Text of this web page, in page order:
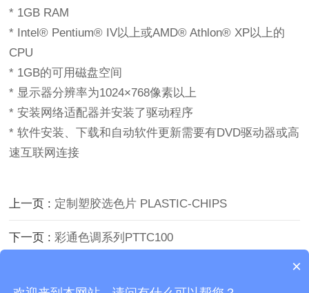
* 1GB RAM
* Intel® Pentium® IV以上或AMD® Athlon® XP以上的
CPU
* 1GB的可用磁盘空间
* 显示器分辨率为1024×768像素以上
* 安装网络适配器并安装了驱动程序
* 软件安装、下载和自动软件更新需要有DVD驱动器或高
速互联网连接
上一页 : 定制塑胶选色片 PLASTIC-CHIPS
下一页 :彩通色调系列PTTC100
Copyright © 2026 广东三恩时科技有限公司 版权所有
×